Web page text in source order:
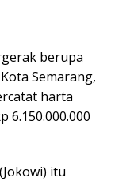
berupa
Semarang,
harta
6.150.000.000
itu